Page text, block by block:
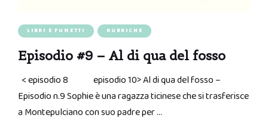
LIBRI E FUMETTI RUBRICHE
Episodio #9 – Al di qua del fosso
< episodio 8 episodio 10> Al di qua del fosso –
Episodio n.9 Sophie è una ragazza ticinese che si trasferisce
a Montepulciano con suo padre per …